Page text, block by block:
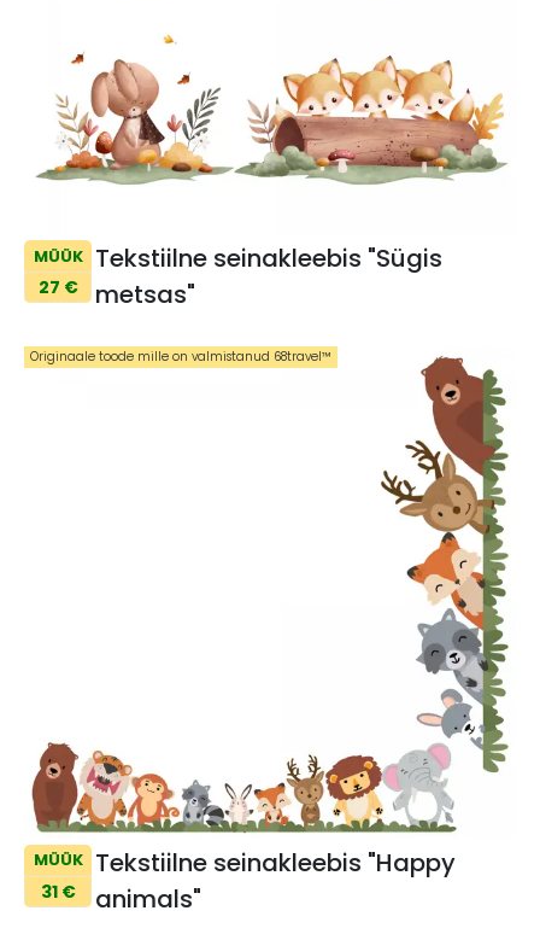
MÜÜK
27 €
Tekstiilne seinakleebis "Sügis
metsas"
MÜÜK
31 €
Tekstiilne seinakleebis "Happy
animals"
Originaale toode mille on valmistanud 68travel™️